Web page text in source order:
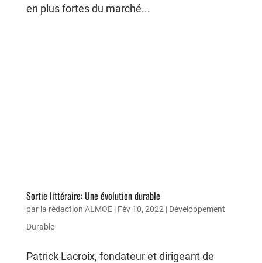
en plus fortes du marché...
Sortie littéraire: Une évolution durable
par la rédaction ALMOE| Fév 10, 2022 | Développement
Durable
Patrick Lacroix, fondateur et dirigeant de